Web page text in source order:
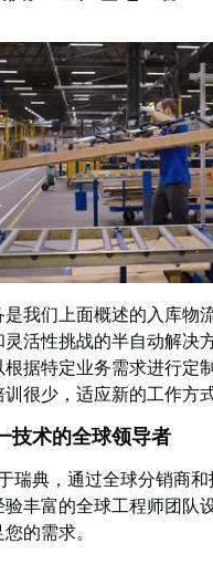
我们上面概述的入库物
活性挑战的半自动解决
据特定业务需求进行定
很少，适应新的工作方
技术的全球领导者
瑞典，通过全球分销商
丰富的全球工程师团队
的需求。